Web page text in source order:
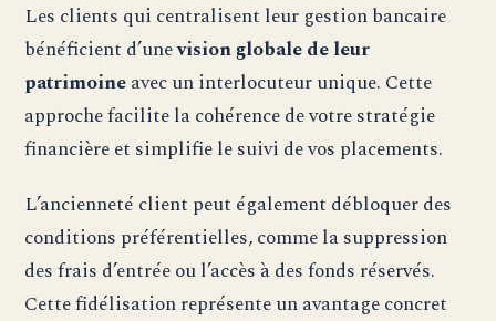
Les clients qui centralisent leur gestion bancaire
bénéficient d’unevision globale de leur
patrimoineavec un interlocuteur unique. Cette
approche facilite la cohérence de votre stratégie
financière et simplifie le suivi de vos placements.
L’ancienneté client peut également débloquer des
conditions préférentielles, comme la suppression
des frais d’entrée ou l’accès à des fonds réservés.
Cette fidélisation représente un avantage concret